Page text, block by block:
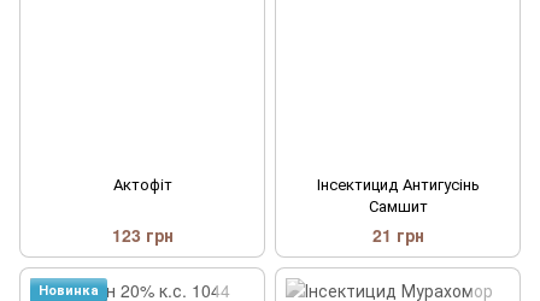
Актофіт
123 грн
Інсектицид Антигусінь
Самшит
21 грн
Новинка